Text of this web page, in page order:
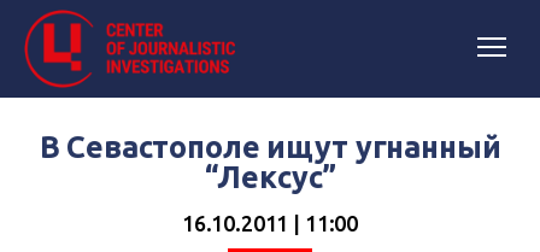
В Севастополе ищут угнанный
“Лексус”
16.10.2011 | 11:00